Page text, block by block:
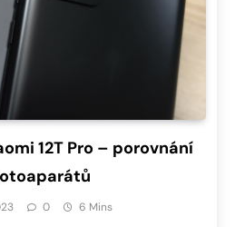
12T Pro – porovnání
0 6 Mins